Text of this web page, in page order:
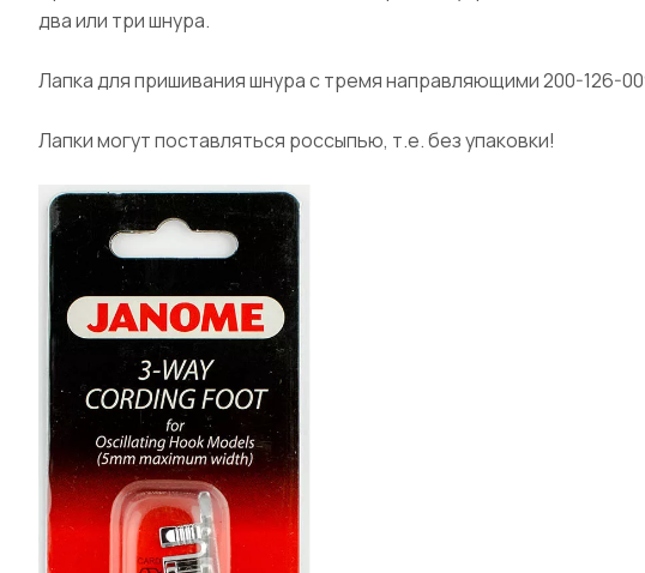
два или три шнура.
Лапка для пришивания шнура с тремя направляющими 200-126-
Лапки могут поставляться россыпью, т.е. без упаковки!